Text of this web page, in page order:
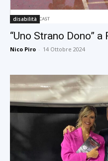
disabilità
“Uno Strano Dono”
Nico Piro - 14 Ottobre 2024